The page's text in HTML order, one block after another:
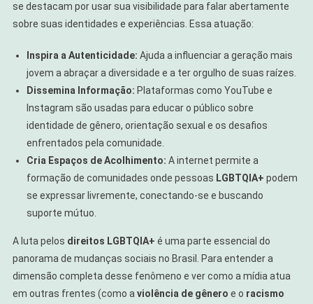
se destacam por usar sua visibilidade para falar abertamente
sobre suas identidades e experiências. Essa atuação:
Inspira a Autenticidade: Ajuda a influenciar a geração mais
jovem a abraçar a diversidade e a ter orgulho de suas raízes.
Dissemina Informação: Plataformas como YouTube e
Instagram são usadas para educar o público sobre
identidade de gênero, orientação sexual e os desafios
enfrentados pela comunidade.
Cria Espaços de Acolhimento: A internet permite a
formação de comunidades onde pessoas LGBTQIA+ podem
se expressar livremente, conectando-se e buscando
suporte mútuo.
A luta pelos direitos LGBTQIA+ é uma parte essencial do
panorama de mudanças sociais no Brasil. Para entender a
dimensão completa desse fenômeno e ver como a mídia atua
em outras frentes (como a violência de gênero e o racismo